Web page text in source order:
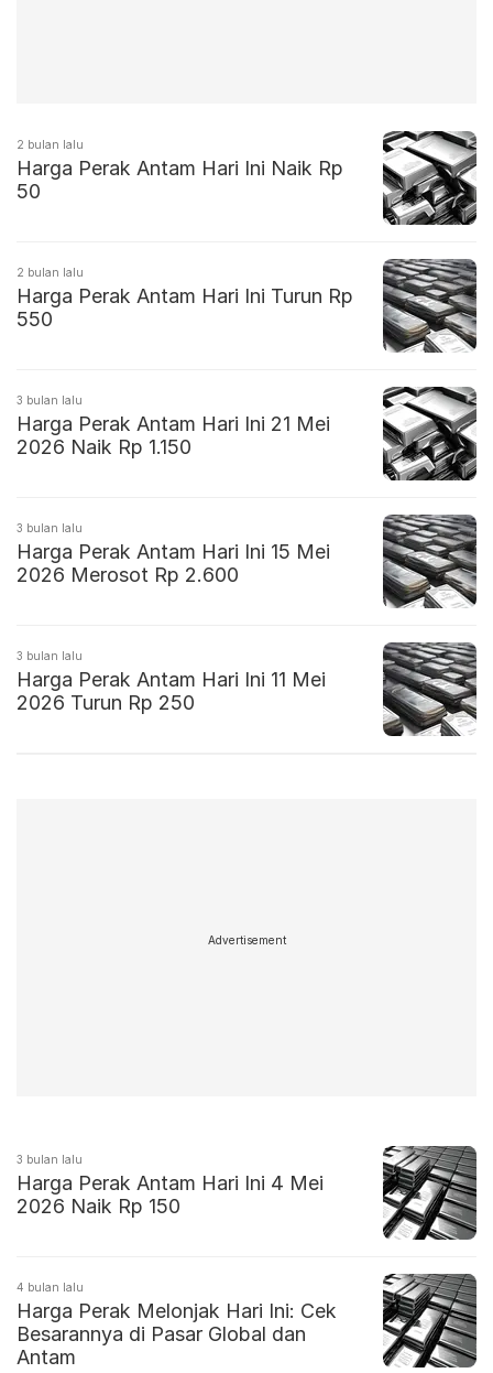
2 bulan lalu
Harga Perak Antam Hari Ini Naik Rp
50
2 bulan lalu
Harga Perak Antam Hari Ini Turun Rp
550
3 bulan lalu
Harga Perak Antam Hari Ini 21 Mei
2026 Naik Rp 1.150
3 bulan lalu
Harga Perak Antam Hari Ini 15 Mei
2026 Merosot Rp 2.600
3 bulan lalu
Harga Perak Antam Hari Ini 11 Mei
2026 Turun Rp 250
Advertisement
3 bulan lalu
Harga Perak Antam Hari Ini 4 Mei
2026 Naik Rp 150
4 bulan lalu
Harga Perak Melonjak Hari Ini: Cek
Besarannya di Pasar Global dan
Antam